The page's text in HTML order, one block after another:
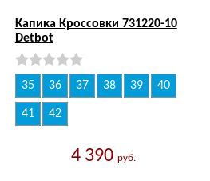
Капика Кроссовки 731220-10
Detbot
35 36 37 38 39 40
41 42
4 390руб.